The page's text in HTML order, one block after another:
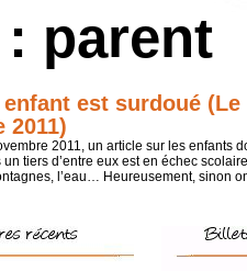
parent
est surdoué (Le
2011)
2011, un article sur les
tiers d’entre eux est en échec
l’eau… Heureusement, sinon